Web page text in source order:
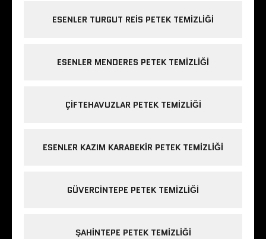
ESENLER TURGUT REIS PETEK TEMIZLIĞI
ESENLER MENDERES PETEK TEMIZLIĞI
ÇIFTEHAVUZLAR PETEK TEMIZLIĞI
ESENLER KAZIM KARABEKIR PETEK TEMIZLIĞI
GÜVERCINTEPE PETEK TEMIZLIĞI
ŞAHINTEPE PETEK TEMIZLIĞI